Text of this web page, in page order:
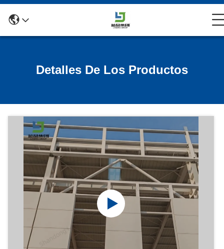
Detalles De Los Productos